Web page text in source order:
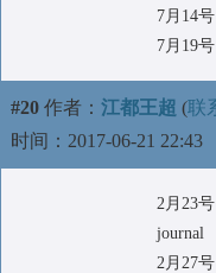
7月14
7月19
#20 作者： 江都王超 (联
时间：2017-06-21 22:43
2月23
journal
2月27